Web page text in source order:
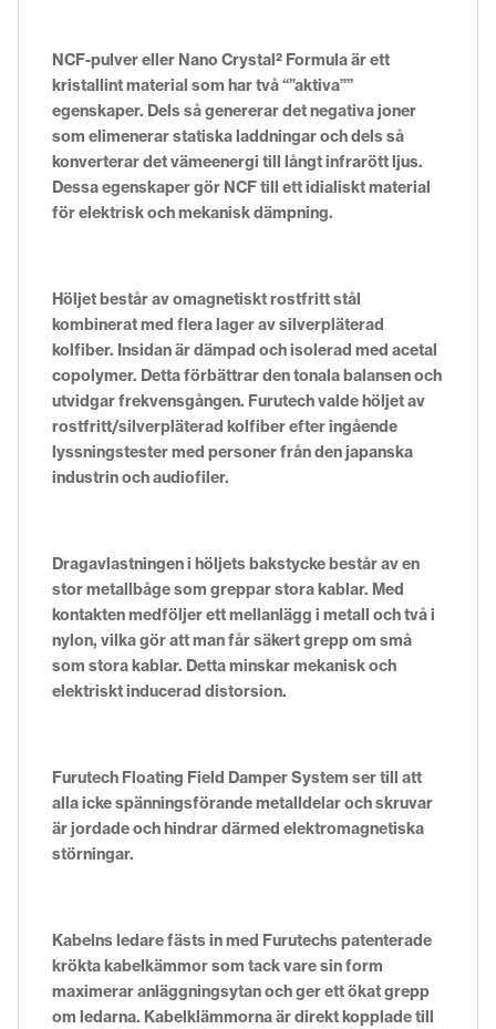
NCF-pulver eller Nano Crystal² Formula är ett
kristallint material som har två “”aktiva””
egenskaper. Dels så genererar det negativa joner
som elimenerar statiska laddningar och dels så
konverterar det vämeenergi till långt infrarött ljus.
Dessa egenskaper gör NCF till ett idialiskt material
för elektrisk och mekanisk dämpning.
Höljet består av omagnetiskt rostfritt stål
kombinerat med flera lager av silverpläterad
kolfiber. Insidan är dämpad och isolerad med acetal
copolymer. Detta förbättrar den tonala balansen och
utvidgar frekvensgången. Furutech valde höljet av
rostfritt/silverpläterad kolfiber efter ingående
lyssningstester med personer från den japanska
industrin och audiofiler.
Dragavlastningen i höljets bakstycke består av en
stor metallbåge som greppar stora kablar. Med
kontakten medföljer ett mellanlägg i metall och två i
nylon, vilka gör att man får säkert grepp om små
som stora kablar. Detta minskar mekanisk och
elektriskt inducerad distorsion.
Furutech Floating Field Damper System ser till att
alla icke spänningsförande metalldelar och skruvar
är jordade och hindrar därmed elektromagnetiska
störningar.
Kabelns ledare fästs in med Furutechs patenterade
krökta kabelkämmor som tack vare sin form
maximerar anläggningsytan och ger ett ökat grepp
om ledarna. Kabelklämmorna är direkt kopplade till